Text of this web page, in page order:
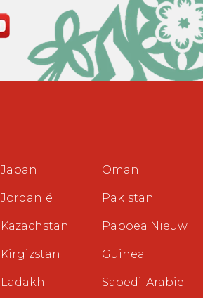
Japan
Jordanië
Kazachstan
Kirgizstan
Ladakh
Oman
Pakistan
Papoea Nieuw
Guinea
Saoedi-Arabië